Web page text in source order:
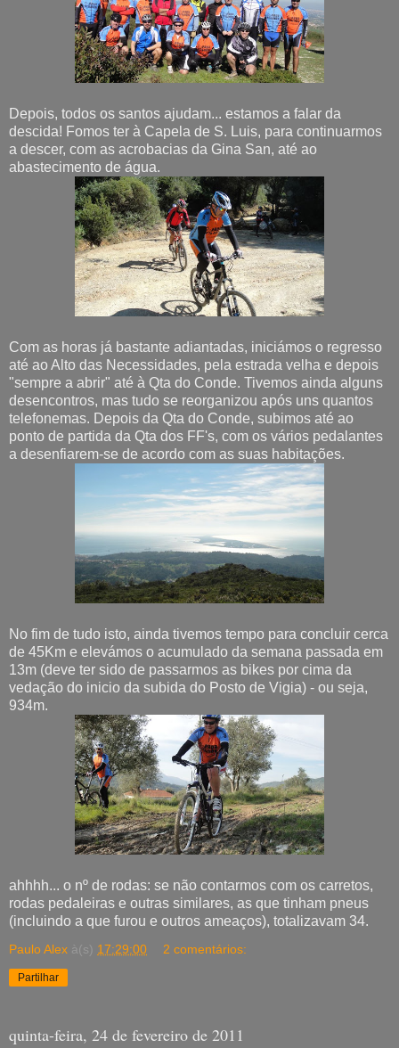
Depois, todos os santos ajudam... estamos a falar da
descida! Fomos ter à Capela de S. Luis, para continuarmos
a descer, com as acrobacias da Gina San, até ao
abastecimento de água.
Com as horas já bastante adiantadas, iniciámos o regresso
até ao Alto das Necessidades, pela estrada velha e depois
"sempre a abrir" até à Qta do Conde. Tivemos ainda alguns
desencontros, mas tudo se reorganizou após uns quantos
telefonemas. Depois da Qta do Conde, subimos até ao
ponto de partida da Qta dos FF's, com os vários pedalantes
a desenfiarem-se de acordo com as suas habitações.
No fim de tudo isto, ainda tivemos tempo para concluir cerca
de 45Km e elevámos o acumulado da semana passada em
13m (deve ter sido de passarmos as bikes por cima da
vedação do inicio da subida do Posto de Vigia) - ou seja,
934m.
ahhhh... o nº de rodas: se não contarmos com os carretos,
rodas pedaleiras e outras similares, as que tinham pneus
(incluindo a que furou e outros ameaços), totalizavam 34.
Paulo Alex à(s) 17:29:00 2 comentários:
Partilhar
quinta-feira, 24 de fevereiro de 2011